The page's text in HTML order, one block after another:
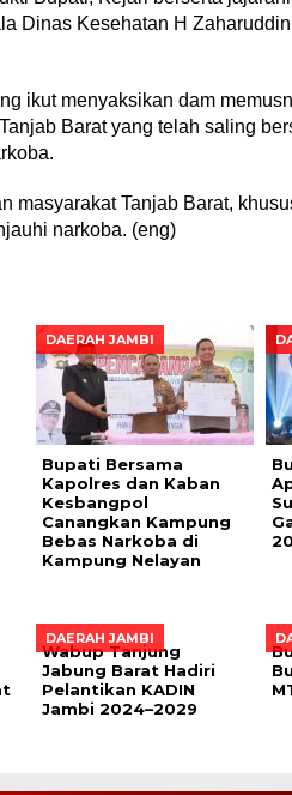
Dinas Kesehatan H
ikut menyaksikan dam
Barat yang telah saling
masyarakat Tanjab Barat,
narkoba. (eng)
DAERAH JAMBI
Bupati Bersama
Kapolres dan Kaban
Kesbangpol
Canangkan Kampung
Bebas Narkoba di
Kampung Nelayan
DAERAH JAMBI
Wabup Tanjung
Jabung Barat Hadiri
Pelantikan KADIN
Jambi 2024–2029